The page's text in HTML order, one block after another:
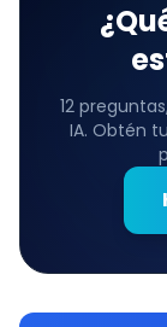
12
IA. Obtén